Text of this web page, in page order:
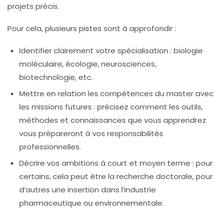
projets précis.
Pour cela, plusieurs pistes sont à approfondir :
Identifier clairement votre spécialisation : biologie
moléculaire, écologie, neurosciences,
biotechnologie, etc.
Mettre en relation les compétences du master avec
les missions futures : précisez comment les outils,
méthodes et connaissances que vous apprendrez
vous prépareront à vos responsabilités
professionnelles.
Décrire vos ambitions à court et moyen terme : pour
certains, cela peut être la recherche doctorale, pour
d’autres une insertion dans l’industrie
pharmaceutique ou environnementale.